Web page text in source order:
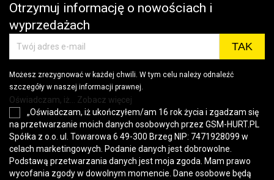
Otrzymuj informację o nowościach i
wyprzedażach
Możesz zrezygnować w każdej chwili. W tym celu należy odnaleźć
szczegóły w naszej informacji prawnej.
Oświadczam, iż... Zobacz więcej
„Oświadczam, iż ukończyłem/am 16 rok życia i zgadzam się
na przetwarzanie moich danych osobowych przez GSM-HURT.PL
Spółka z o.o. ul. Towarowa 6 49-300 Brzeg NIP: 7471928099 w
celach marketingowych. Podanie danych jest dobrowolne.
Podstawą przetwarzania danych jest moja zgoda. Mam prawo
wycofania zgody w dowolnym momencie. Dane osobowe będą